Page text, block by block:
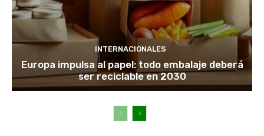
INTERNACIONALES
Europa impulsa al papel: todo embalaje deberá
ser reciclable en 2030